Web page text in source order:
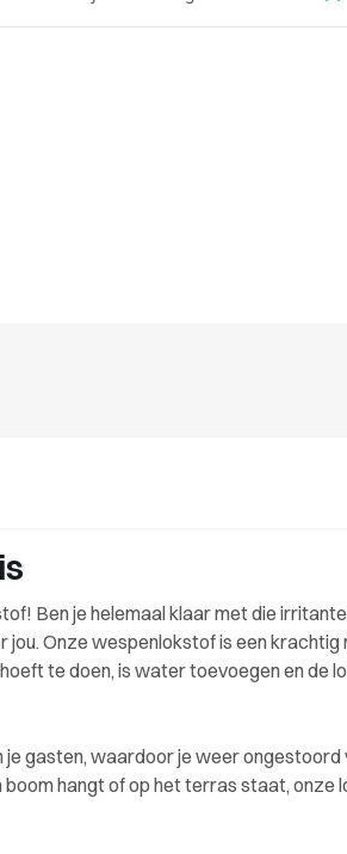
Ben je helemaal klaar met die
Onze wespenlokstof is een krachtig
te doen, is water toevoegen en de
gasten, waardoor je weer ongestoord
boom hangt of op het terras staat,